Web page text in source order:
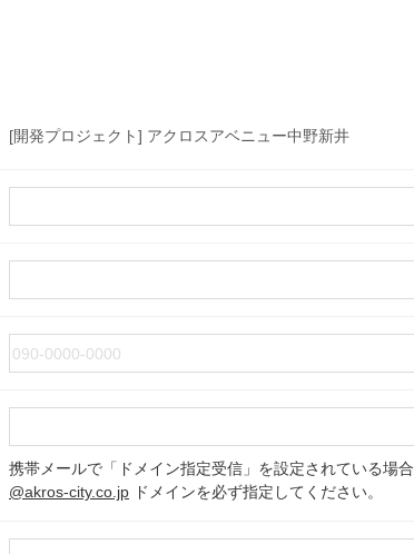
[開発プロジェクト] アクロスアベニュー中野新井
携帯メールで「ドメイン指定受信」を設定されている場合
@akros-city.co.jp ドメインを必ず指定してください。